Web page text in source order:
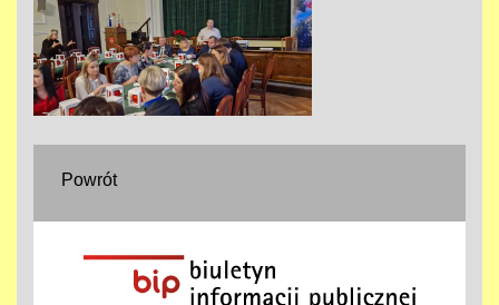
Powrót